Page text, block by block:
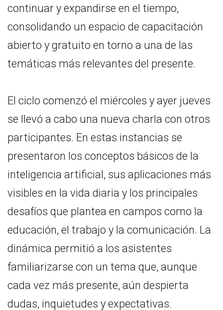
continuar y expandirse en el tiempo,
consolidando un espacio de capacitación
abierto y gratuito en torno a una de las
temáticas más relevantes del presente.
El ciclo comenzó el miércoles y ayer jueves
se llevó a cabo una nueva charla con otros
participantes. En estas instancias se
presentaron los conceptos básicos de la
inteligencia artificial, sus aplicaciones más
visibles en la vida diaria y los principales
desafíos que plantea en campos como la
educación, el trabajo y la comunicación. La
dinámica permitió a los asistentes
familiarizarse con un tema que, aunque
cada vez más presente, aún despierta
dudas, inquietudes y expectativas.